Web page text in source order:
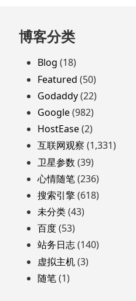
跳
至
页
脚
博客分类
Blog (18)
Featured (50)
Godaddy(22)
Google(982)
HostEase(2)
互联网观察 (1,331)
卫星参数 (39)
心情随笔(236)
搜索引擎(618)
未分类(43)
百度(53)
站务日志(140)
虚拟主机(3)
随笔(1)